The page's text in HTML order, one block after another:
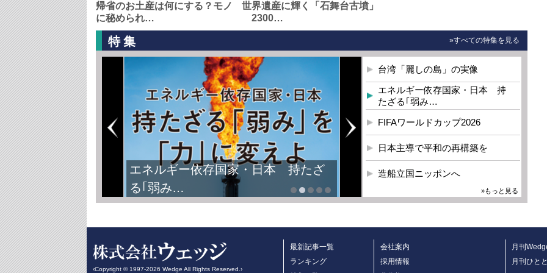
帰省のお土産は何にする？モノ
に秘められ…
世界遺産に輝く「石舞台古墳」
2300…
特集 »すべての特集を見る
FIFAワールドカップ2026
台湾「麗しの島」の実像
エネルギー依存国家・日本 持
たざる｢弱み…
FIFAワールドカップ2026
日本主導で平和の再構築を
造船立国ニッポンへ
»もっと見る
‹Copyright © 1997-2026 Wedge All Rights Reserved.›
最新記事一覧
ランキング
会社案内
採用情報
月刊
月刊ひと